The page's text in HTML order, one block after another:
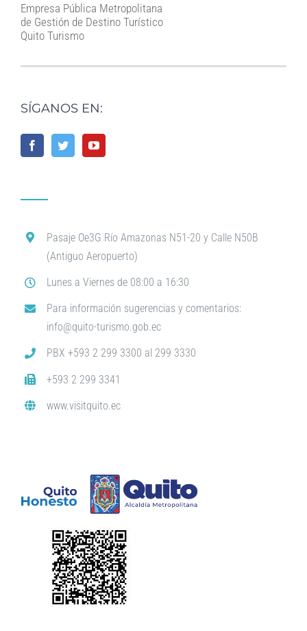
Empresa Pública Metropolitana
de Gestión de Destino Turístico
Quito Turismo
SÍGANOS EN:
Pasaje Oe3G Río Amazonas N51-20 y Calle N50B
(Antiguo Aeropuerto)
Lunes a Viernes de 08:00 a 16:30
Para información sugerencias y comentarios:
info@quito-turismo.gob.ec
PBX +593 2 299 3300 al 299 3330
+593 2 299 3341
www.visitquito.ec